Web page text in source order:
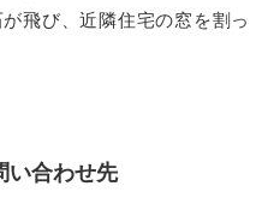
飛び、近隣住宅の窓を割っ
い合わせ先